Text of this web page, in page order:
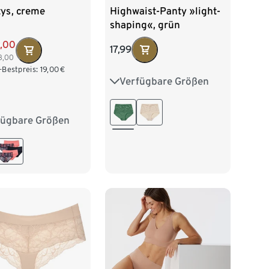
creme
Bestpreis: 19,00€
Größen
M 40/42
Highwaist-Panty »light-
shaping«, grün
17,99
Verfügbare Größen
S 36/38 M 40/42
L 44/46